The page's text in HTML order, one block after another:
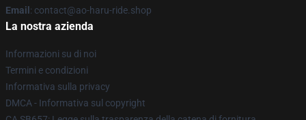
Email : contact@ao-haru-ride.shop
La nostra azienda
Informazioni su di noi
Termini e condizioni
Informativa sulla privacy
DMCA - Informativa sul copyright